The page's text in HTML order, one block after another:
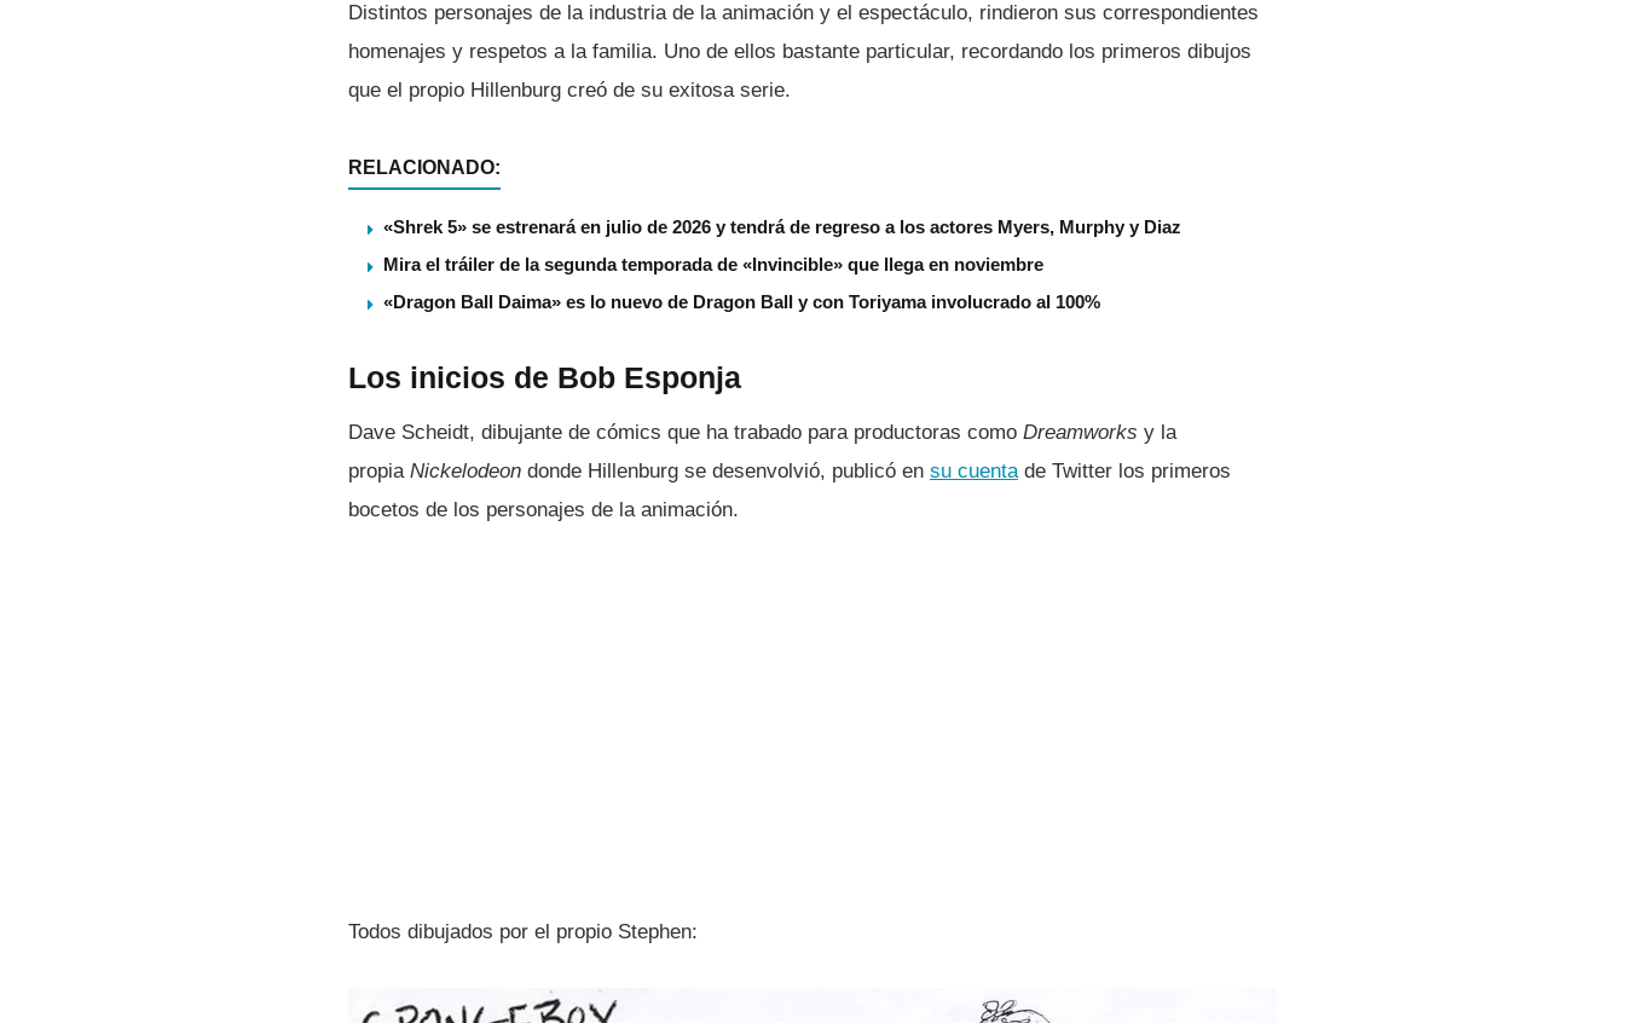
Distintos personajes de la industria de la animación y el espectáculo, rindieron sus correspondientes
homenajes y respetos a la familia. Uno de ellos bastante particular, recordando los primeros dibujos
que el propio Hillenburg creó de su exitosa serie.
RELACIONADO:
«Shrek 5» se estrenará en julio de 2026 y tendrá de regreso a los actores Myers, Murphy y Diaz
Mira el tráiler de la segunda temporada de «Invincible» que llega en noviembre
«Dragon Ball Daima» es lo nuevo de Dragon Ball y con Toriyama involucrado al 100%
Los inicios de Bob Esponja
Dave Scheidt, dibujante de cómics que ha trabado para productoras como Dreamworks y la
propia Nickelodeon donde Hillenburg se desenvolvió, publicó en su cuentade Twitter los primeros
bocetos de los personajes de la animación.
Todos dibujados por el propio Stephen: